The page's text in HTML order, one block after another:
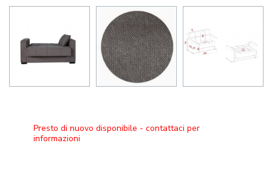
Presto di nuovo disponibile - contattaci per
informazioni